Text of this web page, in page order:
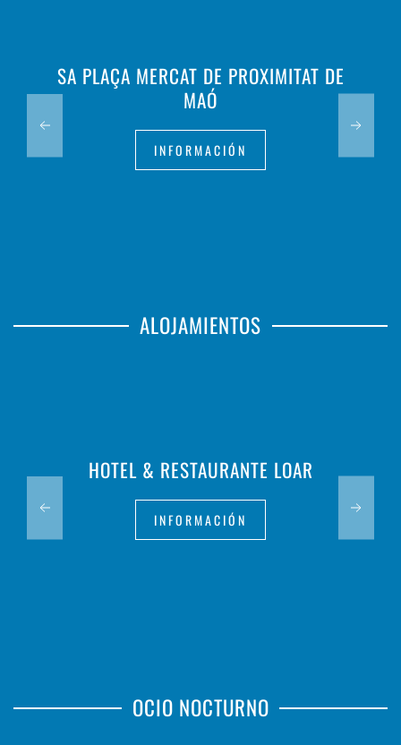
SA PLAÇA MERCAT DE PROXIMITAT DE
MAÓ
INFORMACIÓN
ALOJAMIENTOS
HOTEL & RESTAURANTE LOAR
INFORMACIÓN
OCIO NOCTURNO